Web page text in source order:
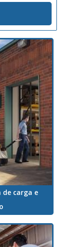
da caixa de
Alimentícios;
carga e